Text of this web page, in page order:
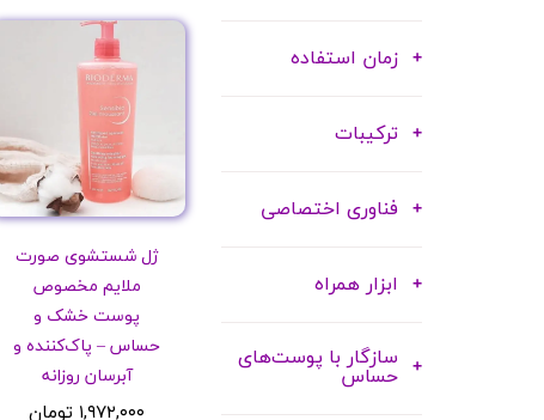
زمان استفاده
ترکیبات
فناوری اختصاصی
ابزار همراه
سازگار با پوست‌های
حساس
ژل شستشوی صورت
ملایم مخصوص
پوست خشک و
حساس – پاک‌کننده و
آبرسان روزانه
۱,۹۷۲,۰۰۰ تومان